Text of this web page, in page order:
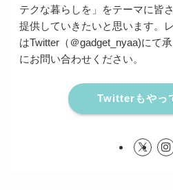
テクな暮らしを」をテーマに皆
提供していきたいと思います。
はTwitter（＠gadget_nyaa)にて
にお問い合わせください。
Twitterもやっ